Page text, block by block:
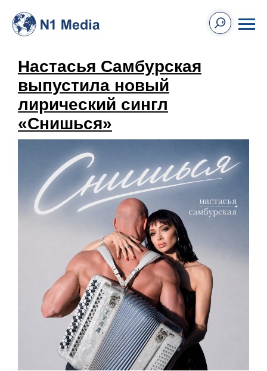
Настасья Самбурская
выпустила новый
лирический сингл
«Снишься»